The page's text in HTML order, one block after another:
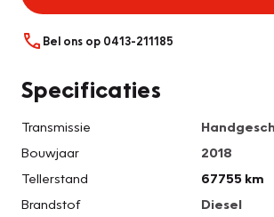
Bel ons op 0413-211185
Specificaties
Transmissie
Bouwjaar
2018
Tellerstand
67755 km
Brandstof
Diesel